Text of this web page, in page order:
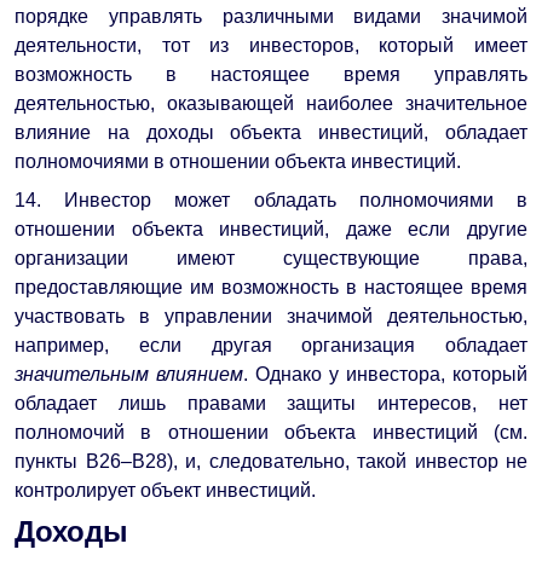
порядке управлять различными видами значимой
деятельности, тот из инвесторов, который имеет
возможность в настоящее время управлять
деятельностью, оказывающей наиболее значительное
влияние на доходы объекта инвестиций, обладает
полномочиями в отношении объекта инвестиций.
14. Инвестор может обладать полномочиями в
отношении объекта инвестиций, даже если другие
организации имеют существующие права,
предоставляющие им возможность в настоящее время
участвовать в управлении значимой деятельностью,
например, если другая организация обладает
значительным влиянием. Однако у инвестора, который
обладает лишь правами защиты интересов, нет
полномочий в отношении объекта инвестиций (см.
пункты B26–B28), и, следовательно, такой инвестор не
контролирует объект инвестиций.
Доходы